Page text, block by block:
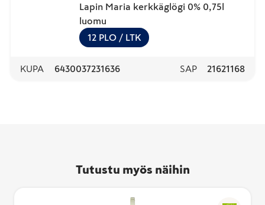
Lapin Maria kerkkäglögi 0% 0,75l
luomu
12 PLO / LTK
KUPA 6430037231636 SAP 21621168
Tutustu myös näihin